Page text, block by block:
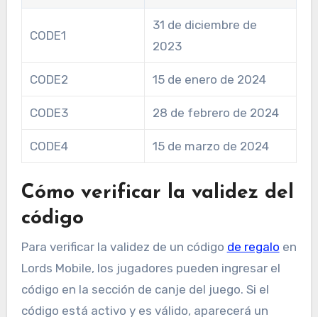
CODE1
31 de diciembre de
2023
CODE2 15 de enero de 2024
CODE3 28 de febrero de 2024
CODE4 15 de marzo de 2024
Cómo verificar la validez del
código
Para verificar la validez de un código de regalo en
Lords Mobile, los jugadores pueden ingresar el
código en la sección de canje del juego. Si el
código está activo y es válido, aparecerá un